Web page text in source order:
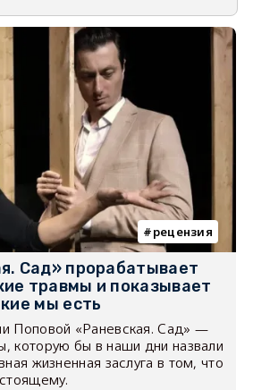
рецензия
Сад» прорабатывает
травмы и показывает
мы есть
Поповой «Раневская. Сад» —
которую бы в наши дни назвали
жизненная заслуга в том, что